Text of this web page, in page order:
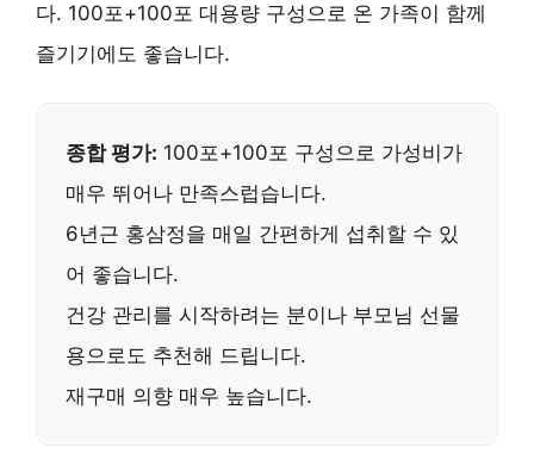
다. 100포+100포 대용량 구성으로 온 가족이 함께
즐기기에도 좋습니다.
종합 평가: 100포+100포 구성으로 가성비가
매우 뛰어나 만족스럽습니다.
6년근 홍삼정을 매일 간편하게 섭취할 수 있
어 좋습니다.
건강 관리를 시작하려는 분이나 부모님 선물
용으로도 추천해 드립니다.
재구매 의향 매우 높습니다.